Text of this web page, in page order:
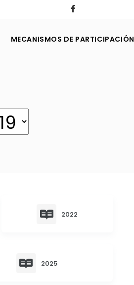
MECANISMOS DE PARTICIPACIÓN
2022
2025